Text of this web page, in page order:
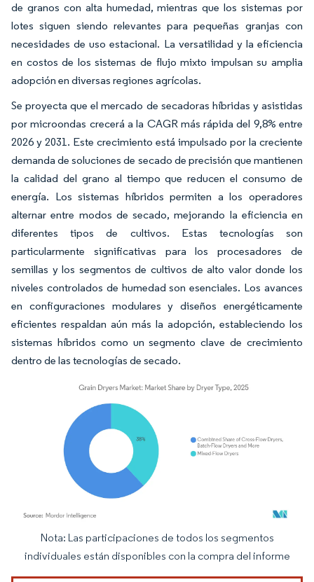
de granos con alta humedad, mientras que los sistemas por
lotes siguen siendo relevantes para pequeñas granjas con
necesidades de uso estacional. La versatilidad y la eficiencia
en costos de los sistemas de flujo mixto impulsan su amplia
adopción en diversas regiones agrícolas.
Se proyecta que el mercado de secadoras híbridas y asistidas
por microondas crecerá a la CAGR más rápida del 9,8% entre
2026 y 2031. Este crecimiento está impulsado por la creciente
demanda de soluciones de secado de precisión que mantienen
la calidad del grano al tiempo que reducen el consumo de
energía. Los sistemas híbridos permiten a los operadores
alternar entre modos de secado, mejorando la eficiencia en
diferentes tipos de cultivos. Estas tecnologías son
particularmente significativas para los procesadores de
semillas y los segmentos de cultivos de alto valor donde los
niveles controlados de humedad son esenciales. Los avances
en configuraciones modulares y diseños energéticamente
eficientes respaldan aún más la adopción, estableciendo los
sistemas híbridos como un segmento clave de crecimiento
dentro de las tecnologías de secado.
Imagen © Mordor Intelligence. El uso requiere atribución según CC BY 4.0.
Nota: Las participaciones de todos los segmentos
individuales están disponibles con la compra del informe